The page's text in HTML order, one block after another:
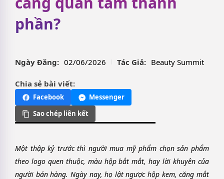
phần?
Ngày Đăng: 02/06/2026 Tác Giả: Beauty Summit
Chia sẻ bài viết:
Facebook
Messenger
Sao chép liên kết
Một thập kỷ trước thì người mua mỹ phẩm chọn sản phẩm
theo logo quen thuộc, màu hộp bắt mắt, hay lời khuyên của
người bán hàng. Ngày nay, họ lật ngược hộp kem, căng mắt